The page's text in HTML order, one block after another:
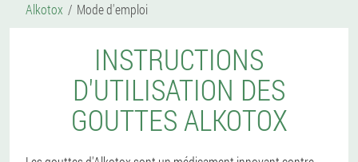
Alkotox Mode d'emploi
INSTRUCTIONS
D'UTILISATION DES
GOUTTES ALKOTOX